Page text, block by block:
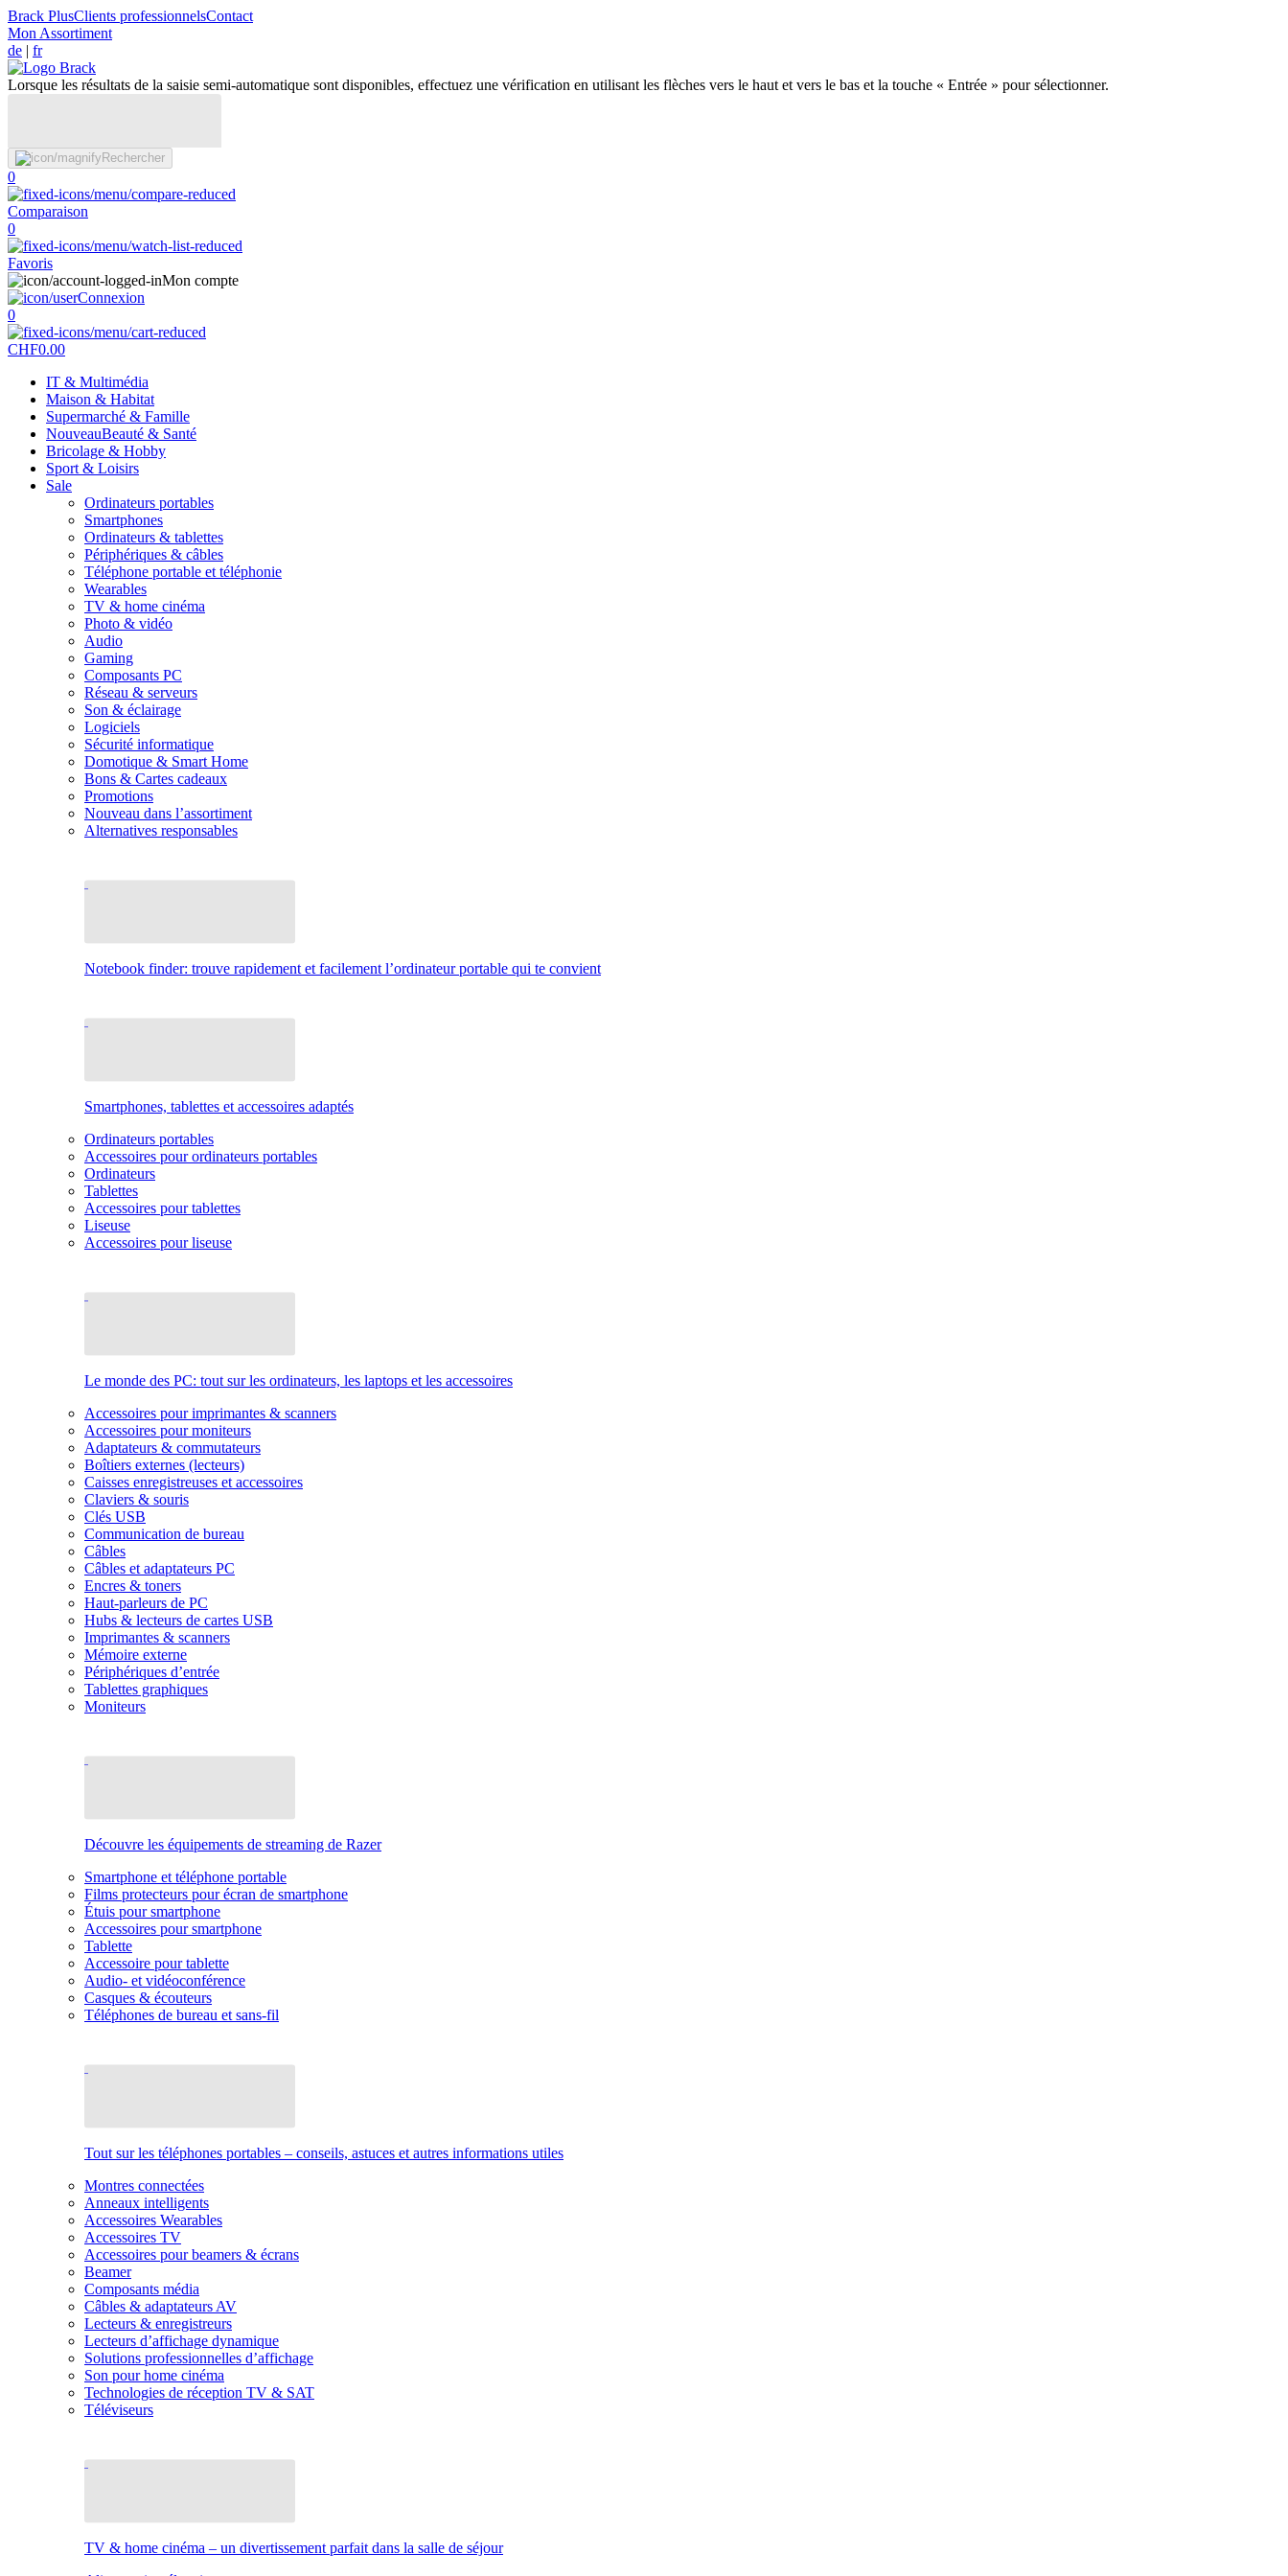
Brack PlusClients professionnelsContact
Mon Assortiment
de | fr
Lorsque les résultats de la saisie semi-automatique sont disponibles, effectuez une vérification en utilisant les flèches vers le haut et vers le bas et la touche « Entrée » pour sélectionner.
Rechercher
0
Comparaison
0
Favoris
Mon compte
Connexion
0
CHF0.00
IT & Multimédia
Maison & Habitat
Supermarché & Famille
NouveauBeauté & Santé
Bricolage & Hobby
Sport & Loisirs
Sale
Ordinateurs portables
Smartphones
Ordinateurs & tablettes
Périphériques & câbles
Téléphone portable et téléphonie
Wearables
TV & home cinéma
Photo & vidéo
Audio
Gaming
Composants PC
Réseau & serveurs
Son & éclairage
Logiciels
Sécurité informatique
Domotique & Smart Home
Bons & Cartes cadeaux
Promotions
Nouveau dans l’assortiment
Alternatives responsables
Notebook finder: trouve rapidement et facilement l’ordinateur portable qui te convient
Smartphones, tablettes et accessoires adaptés
Ordinateurs portables
Accessoires pour ordinateurs portables
Ordinateurs
Tablettes
Accessoires pour tablettes
Liseuse
Accessoires pour liseuse
Le monde des PC: tout sur les ordinateurs, les laptops et les accessoires
Accessoires pour imprimantes & scanners
Accessoires pour moniteurs
Adaptateurs & commutateurs
Boîtiers externes (lecteurs)
Caisses enregistreuses et accessoires
Claviers & souris
Clés USB
Communication de bureau
Câbles
Câbles et adaptateurs PC
Encres & toners
Haut-parleurs de PC
Hubs & lecteurs de cartes USB
Imprimantes & scanners
Mémoire externe
Périphériques d’entrée
Tablettes graphiques
Moniteurs
Découvre les équipements de streaming de Razer
Smartphone et téléphone portable
Films protecteurs pour écran de smartphone
Étuis pour smartphone
Accessoires pour smartphone
Tablette
Accessoire pour tablette
Audio- et vidéoconférence
Casques & écouteurs
Téléphones de bureau et sans-fil
Tout sur les téléphones portables – conseils, astuces et autres informations utiles
Montres connectées
Anneaux intelligents
Accessoires Wearables
Accessoires TV
Accessoires pour beamers & écrans
Beamer
Composants média
Câbles & adaptateurs AV
Lecteurs & enregistreurs
Lecteurs d’affichage dynamique
Solutions professionnelles d’affichage
Son pour home cinéma
Technologies de réception TV & SAT
Téléviseurs
TV & home cinéma – un divertissement parfait dans la salle de séjour